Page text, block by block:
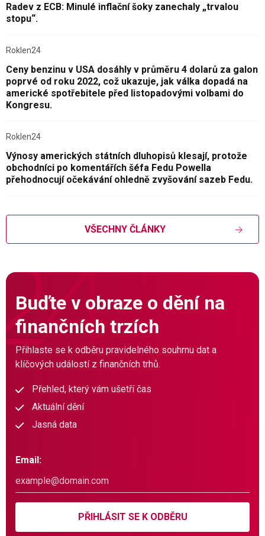
Radev z ECB: Minulé inflační šoky zanechaly „trvalou
stopu“.
Roklen24
Ceny benzinu v USA dosáhly v průměru 4 dolarů za galon
poprvé od roku 2022, což ukazuje, jak válka dopadá na
americké spotřebitele před listopadovými volbami do
Kongresu.
Roklen24
Výnosy amerických státních dluhopisů klesají, protože
obchodníci po komentářích šéfa Fedu Powella
přehodnocují očekávání ohledně zvyšování sazeb Fedu.
VŠECHNY ČLÁNKY
Buďte v obraze o dění na
finančních trzích
Přihlaste se k odběru pravidelného souhrnu dat a
klíčových událostí z finančních trhů.
Přehled, který vám ušetří čas
Aktuální dění
Jasná data
Email:
PŘIHLÁSIT SE K ODBĚRU